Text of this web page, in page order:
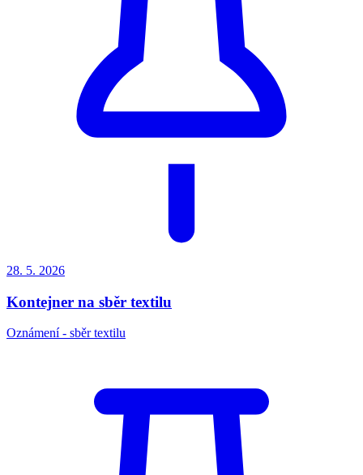
28. 5. 2026
Kontejner na sběr textilu
Oznámení - sběr textilu